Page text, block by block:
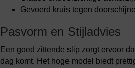
Gevoerd kruis tegen
Pasvorm en Stijladvies
Een goed zittende slip zorgt ervoor
dag komt. Het hoge model biedt